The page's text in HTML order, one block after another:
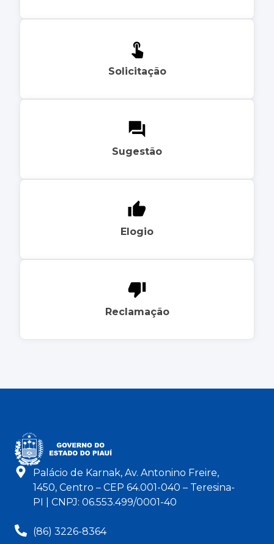
Solicitação
Sugestão
Elogio
Reclamação
Palácio de Karnak, Av. Antonino Freire,
1450, Centro – CEP 64.001-040 – Teresina-
PI | CNPJ: 06.553.499/0001-40
(86) 3226-8364